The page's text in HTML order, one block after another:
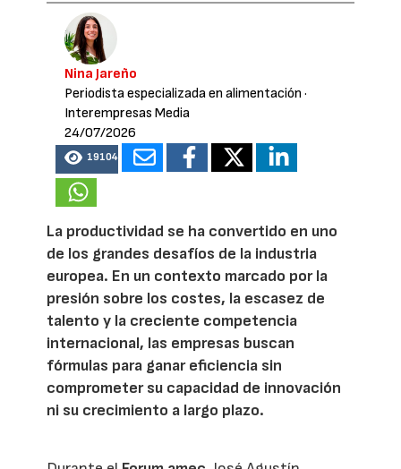
Nina Jareño
Periodista especializada en alimentación ·
Interempresas Media
24/07/2026
19104
La productividad se ha convertido en uno
de los grandes desafíos de la industria
europea. En un contexto marcado por la
presión sobre los costes, la escasez de
talento y la creciente competencia
internacional, las empresas buscan
fórmulas para ganar eficiencia sin
comprometer su capacidad de innovación
ni su crecimiento a largo plazo.